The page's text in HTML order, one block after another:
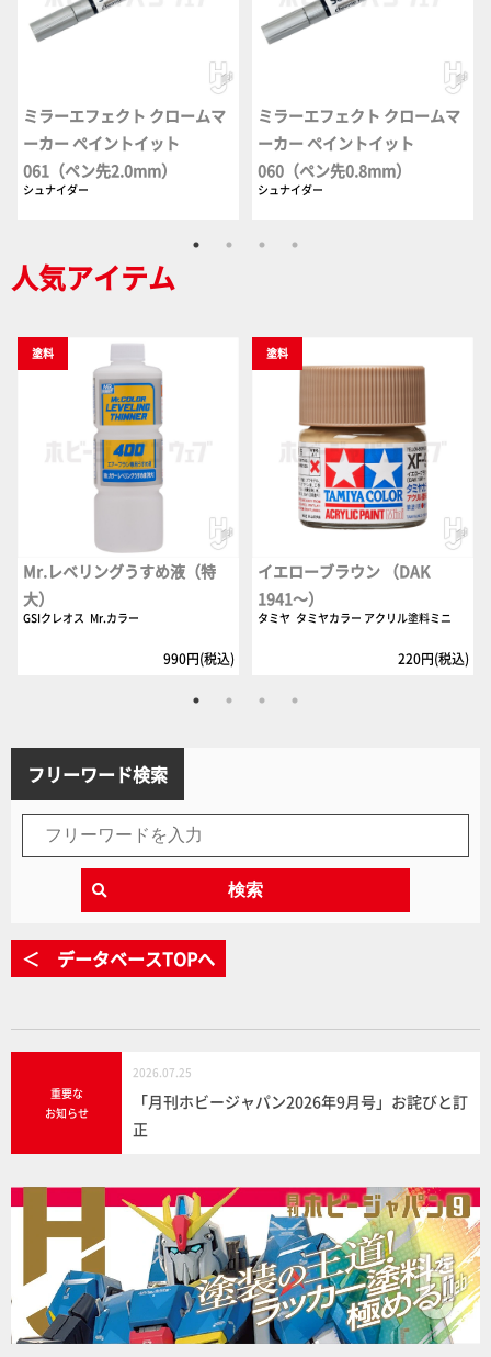
ミラーエフェクト クロームマ
ーカー ペイントイット
061（ペン先2.0mm）
シュナイダー
ミラーエフェクト クロームマ
ーカー ペイントイット
060（ペン先0.8mm）
シュナイダー
人気アイテム
塗料
Mr.レベリングうすめ液（特
大）
GSIクレオス Mr.カラー
990円(税込)
塗料
イエローブラウン （DAK
1941～）
タミヤ タミヤカラー アクリル塗料ミニ
220円(税込)
フリーワード検索
検索
＜ データベースTOPへ
重要な
お知らせ
2026.07.25
「月刊ホビージャパン2026年9月号」お詫びと訂
正